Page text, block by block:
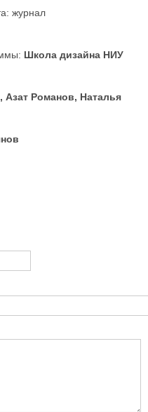
журнал
Школа дизайна НИУ
Азат Романов, Наталья